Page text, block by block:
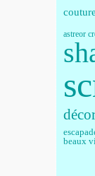
couture
astreor
beaux